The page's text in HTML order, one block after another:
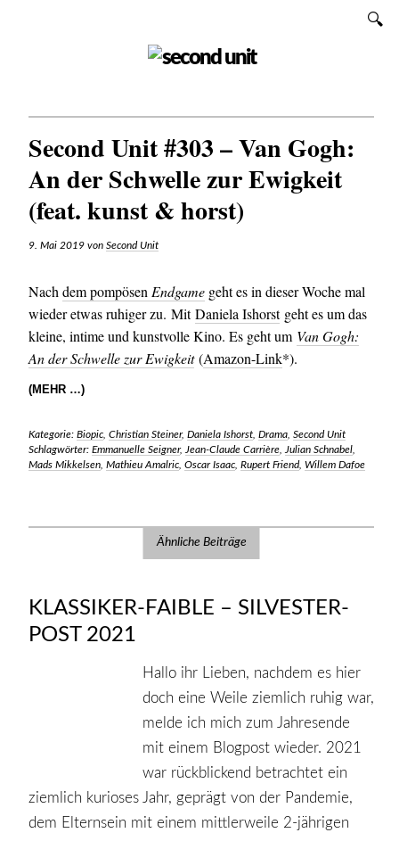
Second Unit #303 – Van Gogh:
An der Schwelle zur Ewigkeit
(feat. kunst & horst)
9. Mai 2019 von Second Unit
Nach dem pompösen Endgamegeht es in dieser Woche mal
wieder etwas ruhiger zu. MitDaniela Ishorstgeht es um das
kleine, intime und kunstvolle Kino. Es geht um Van Gogh:
An der Schwelle zur Ewigkeit(Amazon-Link*).
(MEHR …)
Kategorie: Biopic, Christian Steiner, Daniela Ishorst, Drama, Second Unit
Schlagwörter: Emmanuelle Seigner, Jean-Claude Carrière, Julian Schnabel,
Mads Mikkelsen, Mathieu Amalric, Oscar Isaac, Rupert Friend, Willem Dafoe
Ähnliche Beiträge
KLASSIKER-FAIBLE – SILVESTER-
POST 2021
Hallo ihr Lieben, nachdem es hier
doch eine Weile ziemlich ruhig war,
melde ich mich zum Jahresende
mit einem Blogpost wieder. 2021
war rückblickend betrachtet ein
ziemlich kurioses Jahr, geprägt von der Pandemie,
dem Elternsein mit einem mittlerweile 2-jährigen